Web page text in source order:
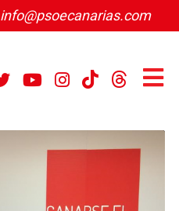
info@psoecanarias.com